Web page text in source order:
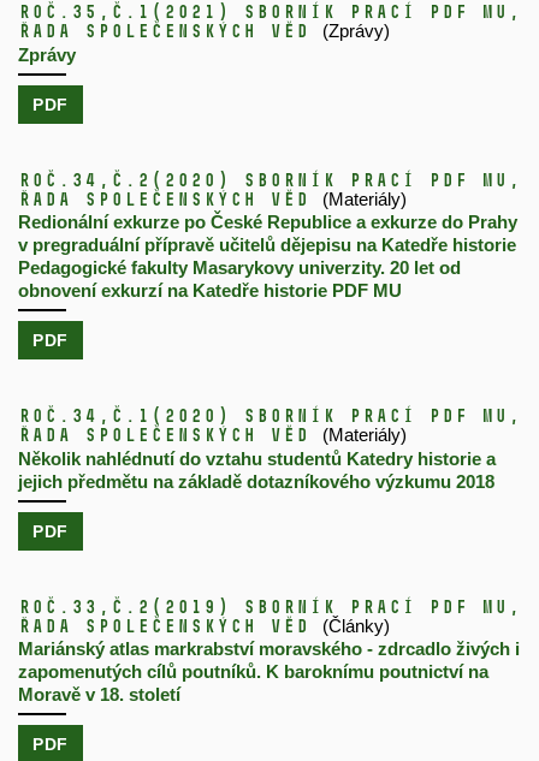
Roč.35, č.1 (2021)
Sborník prací PdF MU,
řada společenských věd
(Zprávy)
Zprávy
PDF
Roč.34, č.2 (2020)
Sborník prací PdF MU,
řada společenských věd
(Materiály)
Redionální exkurze po České Republice a exkurze do Prahy
v pregraduální přípravě učitelů dějepisu na Katedře historie
Pedagogické fakulty Masarykovy univerzity. 20 let od
obnovení exkurzí na Katedře historie PDF MU
PDF
Roč.34, č.1 (2020)
Sborník prací PdF MU,
řada společenských věd
(Materiály)
Několik nahlédnutí do vztahu studentů Katedry historie a
jejich předmětu na základě dotazníkového výzkumu 2018
PDF
Roč.33, č.2 (2019)
Sborník prací PdF MU,
řada společenských věd
(Články)
Mariánský atlas markrabství moravského - zdrcadlo živých i
zapomenutých cílů poutníků. K baroknímu poutnictví na
Moravě v 18. století
PDF